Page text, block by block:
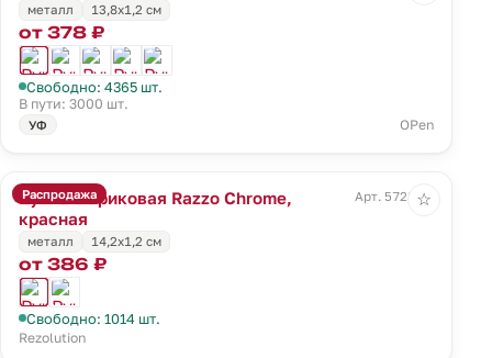
металл
13,8х1,2 см
от 378 ₽
Свободно: 4365 шт.
В пути: 3000 шт.
УФ OPen
Распродажа
Ручка шариковая Razzo Chrome,
красная
Арт. 5728.50
металл 14,2х1,2 см
от 386 ₽
Свободно: 1014 шт.
Rezolution
☆